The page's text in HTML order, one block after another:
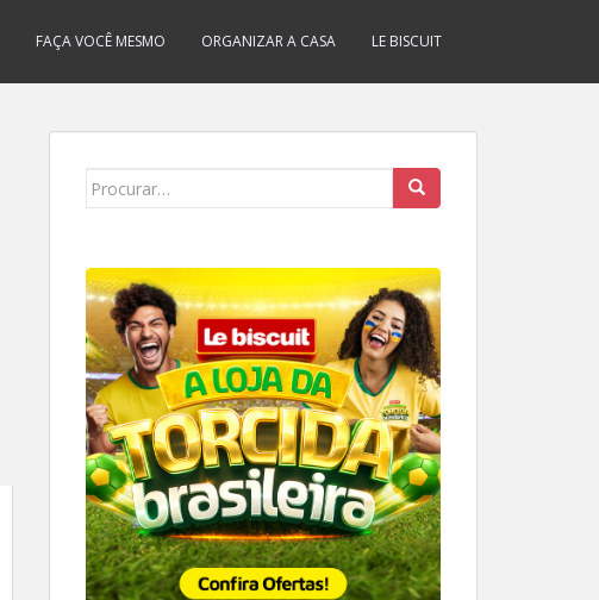
FAÇA VOCÊ MESMO ORGANIZAR A CASA LE BISCUIT
Search